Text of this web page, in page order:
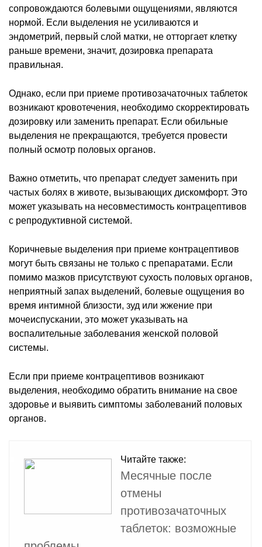
сопровождаются болевыми ощущениями, являются
нормой. Если выделения не усиливаются и
эндометрий, первый слой матки, не отторгает клетку
раньше времени, значит, дозировка препарата
правильная.
Однако, если при приеме противозачаточных таблеток
возникают кровотечения, необходимо скорректировать
дозировку или заменить препарат. Если обильные
выделения не прекращаются, требуется провести
полный осмотр половых органов.
Важно отметить, что препарат следует заменить при
частых болях в животе, вызывающих дискомфорт. Это
может указывать на несовместимость контрацептивов
с репродуктивной системой.
Коричневые выделения при приеме контрацептивов
могут быть связаны не только с препаратами. Если
помимо мазков присутствуют сухость половых органов,
неприятный запах выделений, болевые ощущения во
время интимной близости, зуд или жжение при
мочеиспускании, это может указывать на
воспалительные заболевания женской половой
системы.
Если при приеме контрацептивов возникают
выделения, необходимо обратить внимание на свое
здоровье и выявить симптомы заболеваний половых
органов.
Читайте также:
Месячные после
отмены
противозачаточных
таблеток: возможные